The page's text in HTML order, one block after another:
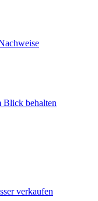
Blick behalten
verkaufen